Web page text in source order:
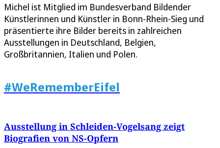
Michel ist Mitglied im Bundesverband Bildender
Künstlerinnen und Künstler in Bonn-Rhein-Sieg und
präsentierte ihre Bilder bereits in zahlreichen
Ausstellungen in Deutschland, Belgien,
Großbritannien, Italien und Polen.
#WeRememberEifel
Ausstellung in Schleiden-Vogelsang zeigt
Biografien von NS-Opfern